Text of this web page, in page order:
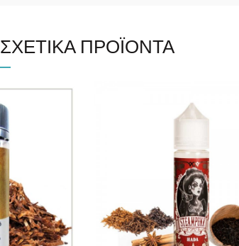
ΣΧΕΤΙΚΆ ΠΡΟΪΌΝΤΑ